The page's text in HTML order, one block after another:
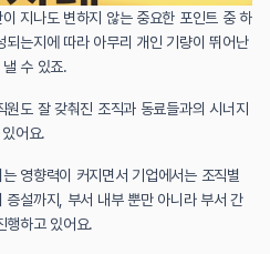
지나도 변하지 않는 중요한 포인트 중 하
는지에 따라 아무리 개인 기량이 뛰어난
수 있죠.
도 잘 갖춰진 조직과 동료들과의 시너지
어요.
영향력이 커지면서 기업에서는 조직별
증설까지, 부서 내부 뿐만 아니라 부서 간
행하고 있어요.